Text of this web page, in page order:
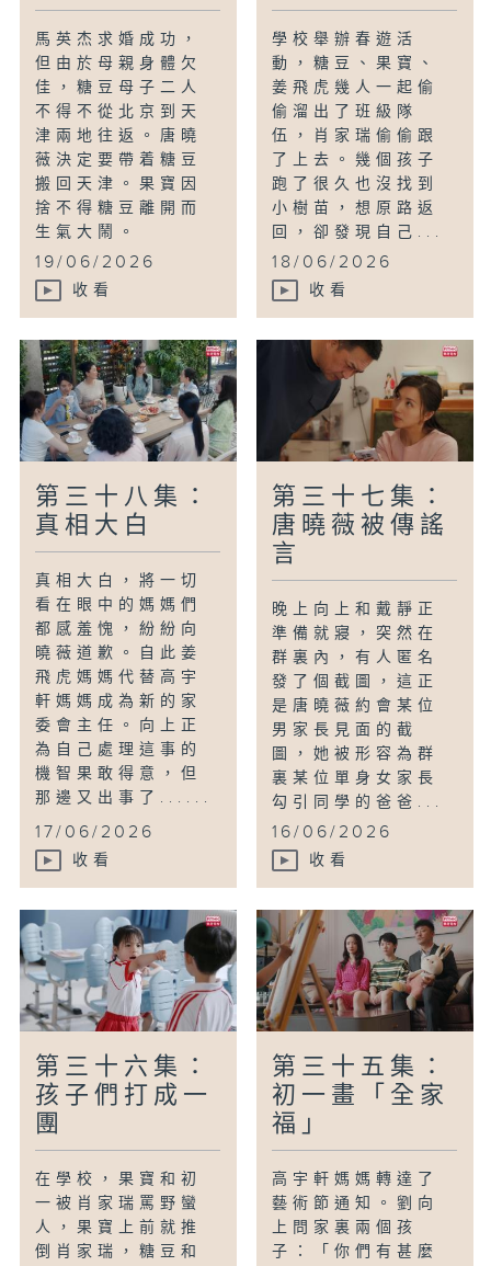
馬英杰求婚成功，
但由於母親身體欠
佳，糖豆母子二人
不得不從北京到天
津兩地往返。唐曉
薇決定要帶着糖豆
搬回天津。果寶因
捨不得糖豆離開而
生氣大鬧。
19/06/2026
收看
學校舉辦春遊活
動，糖豆、果寶、
姜飛虎幾人一起偷
偷溜出了班級隊
伍，肖家瑞偷偷跟
了上去。幾個孩子
跑了很久也沒找到
小樹苗，想原路返
回，卻發現自己...
18/06/2026
收看
第三十八集：
真相大白
真相大白，將一切
看在眼中的媽媽們
都感羞愧，紛紛向
曉薇道歉。自此姜
飛虎媽媽代替高宇
軒媽媽成為新的家
委會主任。向上正
為自己處理這事的
機智果敢得意，但
那邊又出事了......
17/06/2026
收看
第三十七集：
唐曉薇被傳謠
言
晚上向上和戴靜正
準備就寢，突然在
群裏內，有人匿名
發了個截圖，這正
是唐曉薇約會某位
男家長見面的截
圖，她被形容為群
裏某位單身女家長
勾引同學的爸爸...
16/06/2026
收看
第三十六集：
孩子們打成一
團
在學校，果寶和初
一被肖家瑞罵野蠻
人，果寶上前就推
倒肖家瑞，糖豆和
第三十五集：
初一畫「全家
福」
高宇軒媽媽轉達了
藝術節通知。劉向
上問家裏兩個孩
子：「你們有甚麼